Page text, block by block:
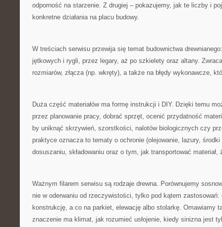
odporność na starzenie. Z drugiej – pokazujemy, jak te liczby i
konkretne działania na placu budowy.
W treściach serwisu przewija się temat budownictwa
jętkowych i rygli, przez legary, aż po szkielety oraz altany.
rozmiarów, złącza (np. wkręty), a także na błędy wykonawcze,
Duża część materiałów ma formę instrukcji i DIY. Dzięki temu
przez planowanie pracy, dobrać sprzęt, ocenić przydatność
by uniknąć skrzywień, szorstkości, nalotów biologicznych czy
praktyce oznacza to tematy o ochronie (olejowanie, lazury, środki
dosuszaniu, składowaniu oraz o tym, jak transportować materiał,
Ważnym filarem serwisu są rodzaje drewna. Porównujemy
nie w oderwaniu od rzeczywistości, tylko pod kątem
konstrukcję, a co na parkiet, elewację albo stolarkę. Omawiamy
znaczenie ma klimat, jak rozumieć usłojenie, kiedy sinizna jest